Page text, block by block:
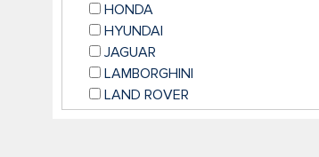
HONDA
HYUNDAI
JAGUAR
LAMBORGHINI
LAND ROVER